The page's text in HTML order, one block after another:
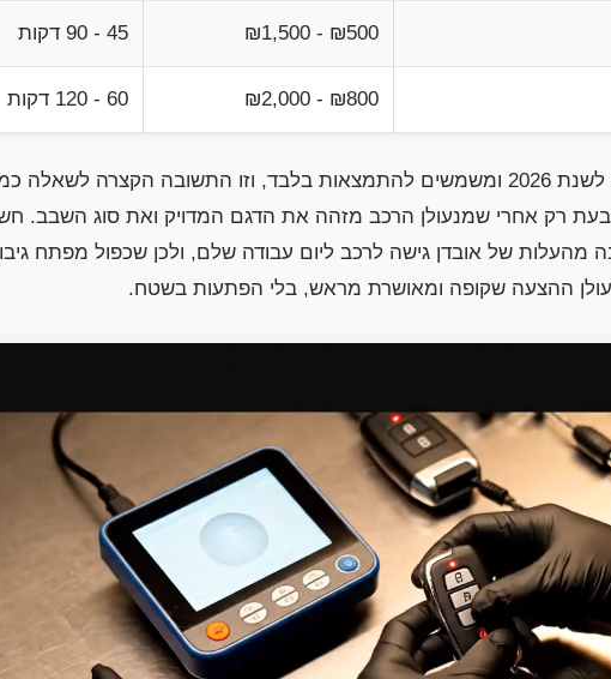
₪1,500 - ₪500
90 - 45 דקות
₪2,000 - ₪800
120 - 60 דקות
המחירים בטבלה הם טווחי שוק עדכניים לשנת 2026 ומשמשים להתמצאות בלבד, וזו התשובה הקצרה
רק אחרי שמנעולן הרכב מזהה את הדגם המדויק ואת סוג השבב.
של אובדן גישה לרכב ליום עבודה שלם, ולכן שכפול מפתח
ההצעה שקופה ומאושרת מראש, בלי הפתעות בשטח.